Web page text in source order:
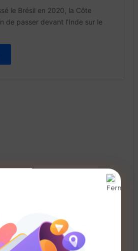
le Brésil en 2020, la Côte
de passer devant l’Inde sur le